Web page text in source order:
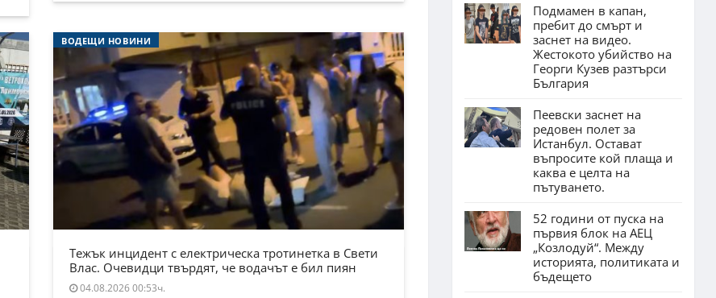
ВОДЕЩИ НОВИНИ
Тежък инцидент с електрическа тротинетка в Свети
Влас. Очевидци твърдят, че водачът е бил пиян
04.08.2026 00:53ч.
Подмамен в капан,
пребит до смърт и
заснет на видео.
Жестокото убийство на
Георги Кузев разтърси
България
Пеевски заснет на
редовен полет за
Истанбул. Остават
въпросите кой плаща и
каква е целта на
пътуването.
52 години от пуска на
първия блок на АЕЦ
„Козлодуй“. Между
историята, политиката и
бъдещето